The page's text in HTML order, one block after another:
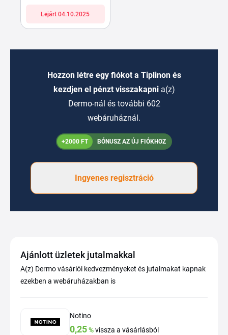
Lejárt 04.10.2025
Hozzon létre egy fiókot a Tiplinon és
kezdjen el pénzt visszakapni a(z)
Dermo-nál és további 602
webáruháznál.
+2000 FT BÓNUSZ AZ ÚJ FIÓKHOZ
Ingyenes regisztráció
Ajánlott üzletek jutalmakkal
A(z) Dermo vásárlói kedvezményeket és jutalmakat kapnak
ezekben a webáruházakban is
Notino
0,25%vissza a vásárlásból